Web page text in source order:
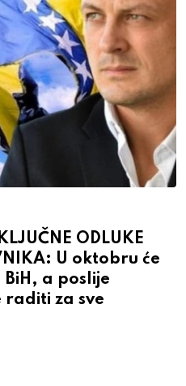
ODLUKE
U oktobru će
a poslije
raditi za sve